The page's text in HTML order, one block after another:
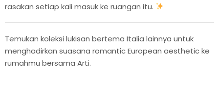
rasakan setiap kali masuk ke ruangan itu.
Temukan koleksi lukisan bertema Italia lainnya untuk
menghadirkan suasana romantic European aesthetic ke
rumahmu bersama Arti.